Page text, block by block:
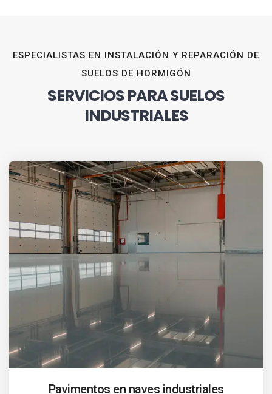
ESPECIALISTAS EN INSTALACIÓN Y REPARACIÓN DE
SUELOS DE HORMIGÓN
SERVICIOS PARA SUELOS
INDUSTRIALES
Pavimentos en naves industriales